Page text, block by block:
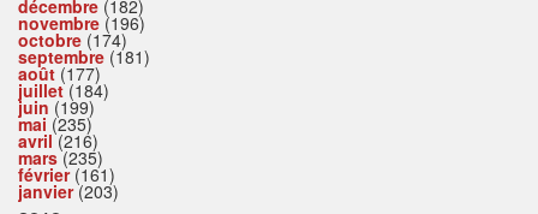
décembre (182)
novembre (196)
octobre (174)
septembre (181)
août (177)
juillet(184)
juin (199)
mai (235)
avril(216)
mars(235)
février(161)
janvier(203)